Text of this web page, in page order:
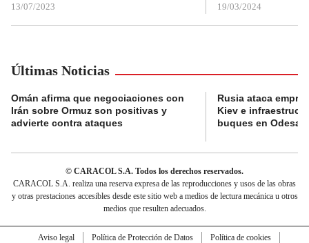
13/07/2023 19/03/2024
Últimas Noticias
Omán afirma que negociaciones con
Irán sobre Ormuz son positivas y
advierte contra ataques
Rusia ataca
Kiev e
buques en Odesa
© CARACOL S.A. Todos los derechos reservados.
CARACOL S.A. realiza una reserva expresa de las reproducciones y usos de las obras
y otras prestaciones accesibles desde este sitio web a medios de lectura mecánica u otros
medios que resulten adecuados.
Aviso legal Política de Protección de Datos
Política de cookies